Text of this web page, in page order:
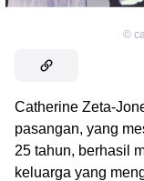
©
Catherine Zeta-
pasangan, yang
25 tahun, berhasil
keluarga yang